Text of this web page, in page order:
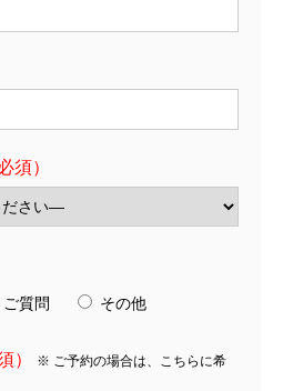
須）
質問 その他
） ※ ご予約の場合は、こちらに希